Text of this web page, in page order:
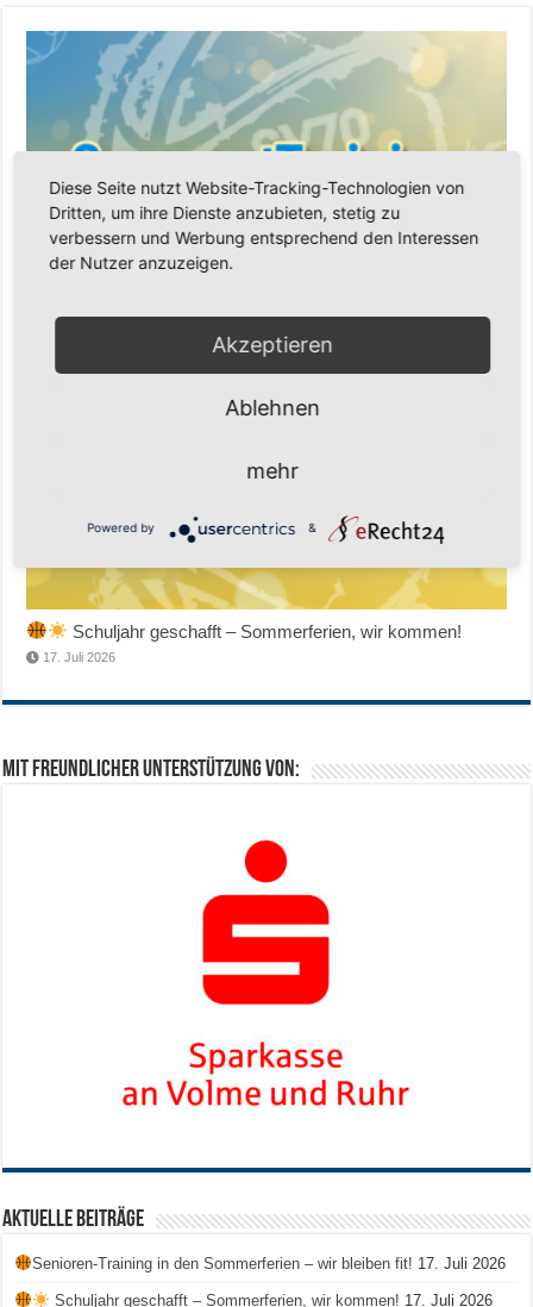
Schuljahr geschafft – Sommerferien, wir kommen!
17. Juli 2026
Mit freundlicher Unterstützung von:
Aktuelle Beiträge
Senioren-Training in den Sommerferien – wir bleiben fit! 17. Juli 2026
Schuljahr geschafft – Sommerferien, wir kommen! 17. Juli 2026
Diese Seite nutzt Website-Tracking-Technologien von
Dritten, um ihre Dienste anzubieten, stetig zu
verbessern und Werbung entsprechend den Interessen
der Nutzer anzuzeigen.
Akzeptieren
Ablehnen
mehr
Powered by &